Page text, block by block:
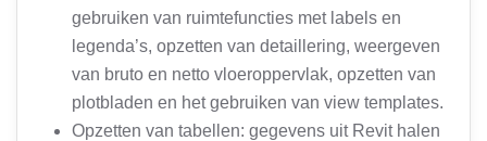
gebruiken van ruimtefuncties met labels en
legenda’s, opzetten van detaillering, weergeven
van bruto en netto vloeroppervlak, opzetten van
plotbladen en het gebruiken van view templates.
Opzetten van tabellen: gegevens uit Revit halen